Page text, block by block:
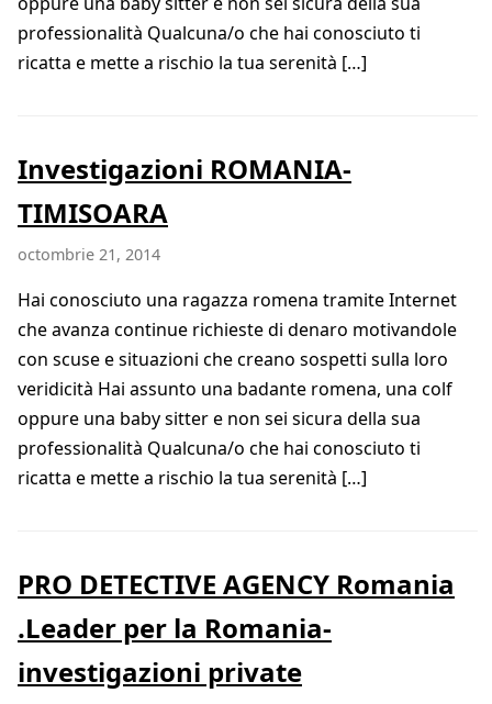
professionalità Qualcuna/o che hai conosciuto ti
ricatta e mette a rischio la tua serenità […]
Investigazioni ROMANIA-
TIMISOARA
octombrie 21, 2014
Hai conosciuto una ragazza romena tramite Internet
che avanza continue richieste di denaro motivandole
con scuse e situazioni che creano sospetti sulla loro
veridicità Hai assunto una badante romena, una colf
oppure una baby sitter e non sei sicura della sua
professionalità Qualcuna/o che hai conosciuto ti
ricatta e mette a rischio la tua serenità […]
PRO DETECTIVE AGENCY Romania
.Leader per la Romania-
investigazioni private